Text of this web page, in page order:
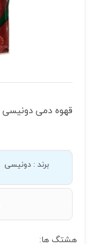
قهوه دمی دونیسی pasha
برند: دونیسی
هشتگ ها: